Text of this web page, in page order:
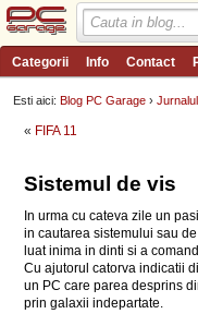
Categorii Info Contact
Review-uri Wishlist PC
Esti aici:Blog PC Garage ›
« FIFA 11
Sistemul de vis
In urma cu cateva zile un
in cautarea sistemului sau
luat inima in dinti si a
Cu ajutorul catorva indicatii
un PC care parea desprins
prin galaxii indepartate.